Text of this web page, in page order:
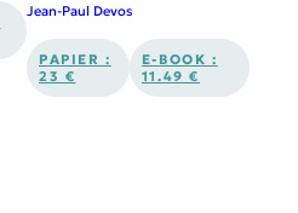
Jean-Paul Devos
PAPIER :
23 €
E-BOOK :
11.49 €